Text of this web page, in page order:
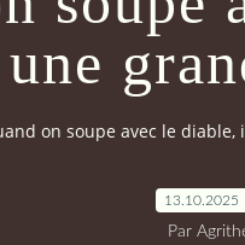
on soupe avec le
13.10.2025
Par